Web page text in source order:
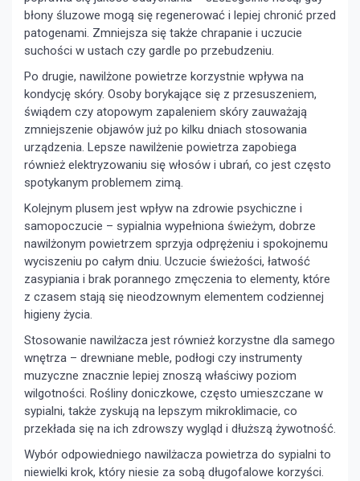
błony śluzowe mogą się regenerować i lepiej chronić przed
patogenami. Zmniejsza się także chrapanie i uczucie
suchości w ustach czy gardle po przebudzeniu.
Po drugie, nawilżone powietrze korzystnie wpływa na
kondycję skóry. Osoby borykające się z przesuszeniem,
świądem czy atopowym zapaleniem skóry zauważają
zmniejszenie objawów już po kilku dniach stosowania
urządzenia. Lepsze nawilżenie powietrza zapobiega
również elektryzowaniu się włosów i ubrań, co jest często
spotykanym problemem zimą.
Kolejnym plusem jest wpływ na zdrowie psychiczne i
samopoczucie – sypialnia wypełniona świeżym, dobrze
nawilżonym powietrzem sprzyja odprężeniu i spokojnemu
wyciszeniu po całym dniu. Uczucie świeżości, łatwość
zasypiania i brak porannego zmęczenia to elementy, które
z czasem stają się nieodzownym elementem codziennej
higieny życia.
Stosowanie nawilżacza jest również korzystne dla samego
wnętrza – drewniane meble, podłogi czy instrumenty
muzyczne znacznie lepiej znoszą właściwy poziom
wilgotności. Rośliny doniczkowe, często umieszczane w
sypialni, także zyskują na lepszym mikroklimacie, co
przekłada się na ich zdrowszy wygląd i dłuższą żywotność.
Wybór odpowiedniego nawilżacza powietrza do sypialni to
niewielki krok, który niesie za sobą długofalowe korzyści.